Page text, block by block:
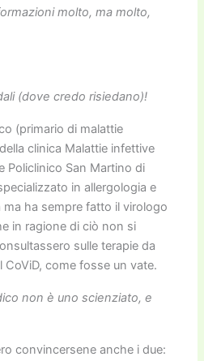
molto, ma molto,
(dove credo risiedano)!
(primario di malattie
clinica Malattie infettive
Policlinico San Martino di
in allergologia e
ma ha sempre fatto il virologo
in ragione di ciò non si
sulle terapie da
CoViD, come fosse un vate.
non è uno scienziato, e
convincersene anche i due: